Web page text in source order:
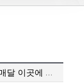
(재)아이쿱협동조합연구소의 간행물 목록을 매달 이곳에 게시합니다.